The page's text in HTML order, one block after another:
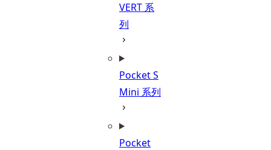
VERT 系
列
Pocket S
Mini 系列
Pocket